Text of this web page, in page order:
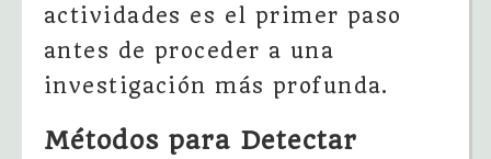
actividades es el primer paso
antes de proceder a una
investigación más profunda.
Métodos para Detectar